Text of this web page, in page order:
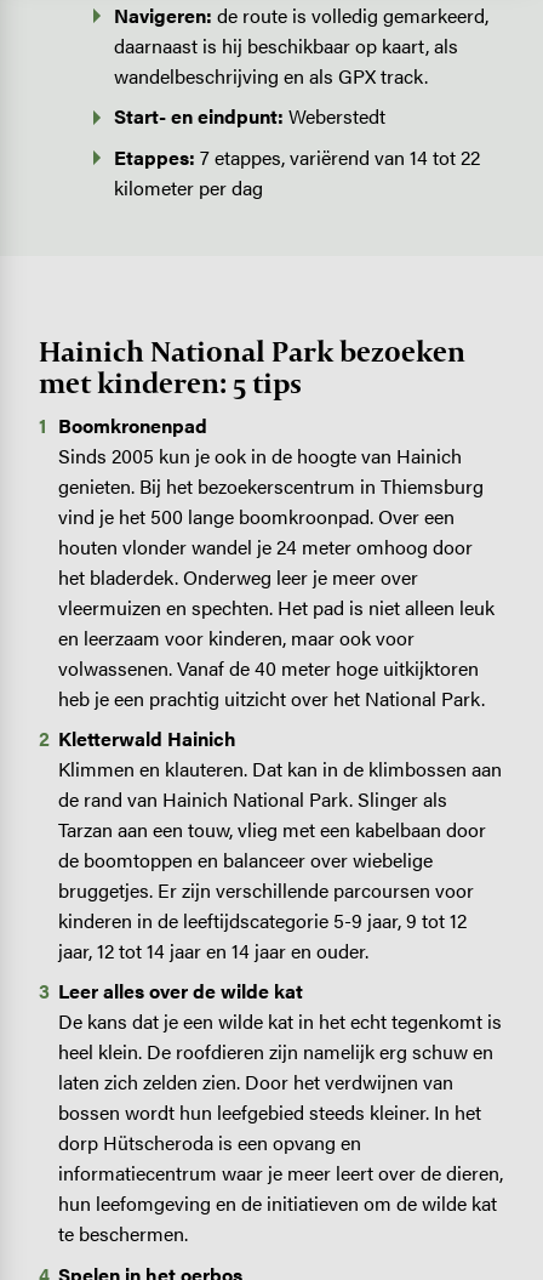
Navigeren: de route is volledig gemarkeerd,
daarnaast is hij beschikbaar op kaart, als
wandelbeschrijving en als GPX track.
Start- en eindpunt: Weberstedt
Etappes: 7 etappes, variërend van 14 tot 22
kilometer per dag
Hainich National Park bezoeken
met kinderen: 5 tips
Boomkronenpad
Sinds 2005 kun je ook in de hoogte van Hainich
genieten. Bij het bezoekerscentrum in Thiemsburg
vind je het 500 lange boomkroonpad. Over een
houten vlonder wandel je 24 meter omhoog door
het bladerdek. Onderweg leer je meer over
vleermuizen en spechten. Het pad is niet alleen leuk
en leerzaam voor kinderen, maar ook voor
volwassenen. Vanaf de 40 meter hoge uitkijktoren
heb je een prachtig uitzicht over het National Park.
Kletterwald Hainich
Klimmen en klauteren. Dat kan in de klimbossen aan
de rand van Hainich National Park. Slinger als
Tarzan aan een touw, vlieg met een kabelbaan door
de boomtoppen en balanceer over wiebelige
bruggetjes. Er zijn verschillende parcoursen voor
kinderen in de leeftijdscategorie 5-9 jaar, 9 tot 12
jaar, 12 tot 14 jaar en 14 jaar en ouder.
Leer alles over de wilde kat
De kans dat je een wilde kat in het echt tegenkomt is
heel klein. De roofdieren zijn namelijk erg schuw en
laten zich zelden zien. Door het verdwijnen van
bossen wordt hun leefgebied steeds kleiner. In het
dorp Hütscheroda is een opvang en
informatiecentrum waar je meer leert over de dieren,
hun leefomgeving en de initiatieven om de wilde kat
te beschermen.
Spelen in het oerbos